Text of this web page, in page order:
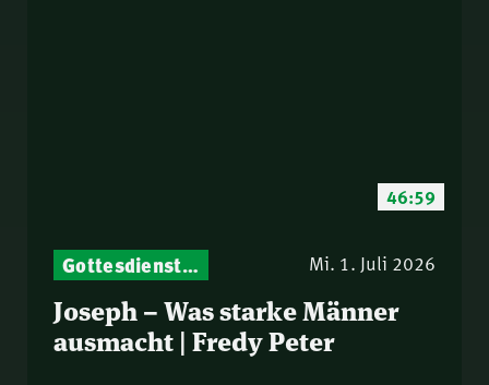
46:59
Gottesdienst-Botschaften – Jeden Sonntag neu: Aktuelle Predigten vom Mitternachtsruf Mi. 1. Juli 2026
Joseph – Was starke Männer
ausmacht | Fredy Peter